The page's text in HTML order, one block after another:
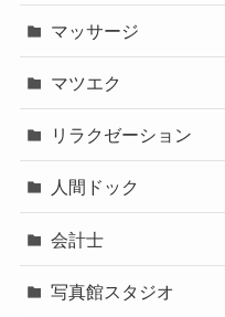
マッサージ
マツエク
リラクゼーション
人間ドック
会計士
写真館スタジオ